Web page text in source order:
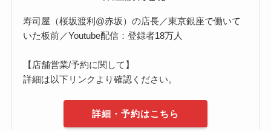
寿司屋（桜坂渡利@赤坂）の店長／東京銀座で働いて
いた板前／Youtube配信：登録者18万人
【店舗営業/予約に関して】
詳細は以下リンクより確認ください。
詳細・予約はこちら